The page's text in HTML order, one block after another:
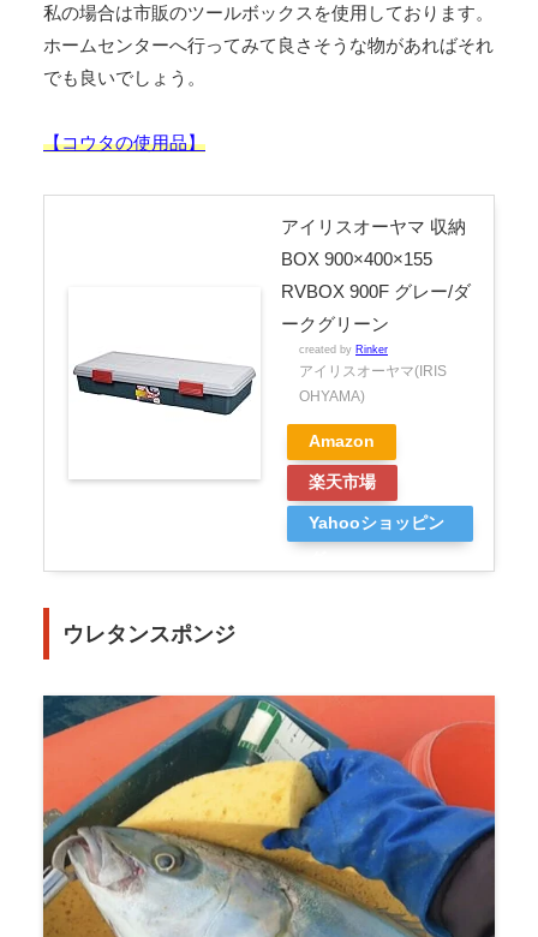
私の場合は市販のツールボックスを使用しております。
ホームセンターへ行ってみて良さそうな物があればそれ
でも良いでしょう。
【コウタの使用品】
アイリスオーヤマ 収納
BOX 900×400×155
RVBOX 900F グレー/ダ
ークグリーン
created by Rinker
アイリスオーヤマ(IRIS
OHYAMA)
Amazon
楽天市場
Yahooショッピン
ウレタンスポンジ